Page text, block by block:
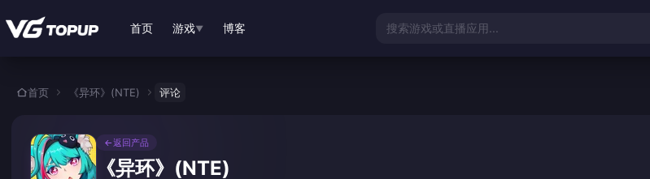
首页 游戏▼ 博客 搜索游戏或直播应用...
首页 《异环》(NTE) 评论
←返回产品
《异环》(NTE)